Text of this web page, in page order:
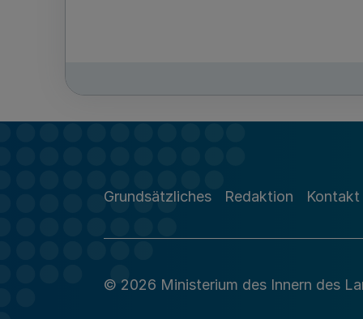
Grundsätzliches Redaktion Kontakt
© 2026 Ministerium des Innern des